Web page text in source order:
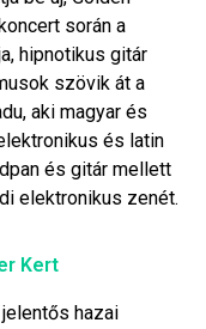
során a
hipnotikus gitár
szövik át a
aki magyar és
és latin
és gitár mellett
elektronikus zenét.
Kert
hazai